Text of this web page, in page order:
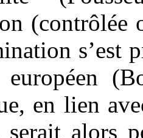
(contrôlée
s’est
en lien
alors